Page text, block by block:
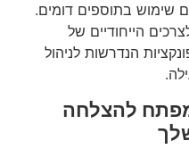
שימוש בתוספים דומים.
הייחודיים של
הנדרשות לניהול
להצלחה